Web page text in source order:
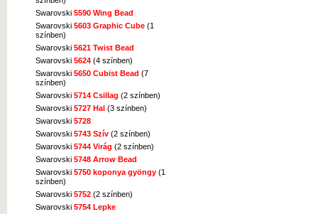
Swarovski 5590 Wing Bead
Swarovski 5603 Graphic Cube (1
színben)
Swarovski 5621 Twist Bead
Swarovski 5624 (4 színben)
Swarovski 5650 Cubist Bead (7
színben)
Swarovski 5714 Csillag (2 színben)
Swarovski 5727 Hal (3 színben)
Swarovski 5728
Swarovski 5743 Szív (2 színben)
Swarovski 5744 Virág (2 színben)
Swarovski 5748 Arrow Bead
Swarovski 5750 koponya gyöngy (1
színben)
Swarovski 5752 (2 színben)
Swarovski 5754 Lepke